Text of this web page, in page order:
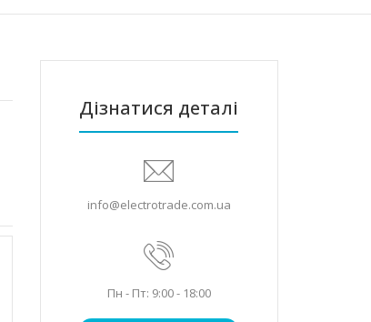
Дізнатися деталі
info@electrotrade.com.ua
Пн - Пт: 9:00 - 18:00